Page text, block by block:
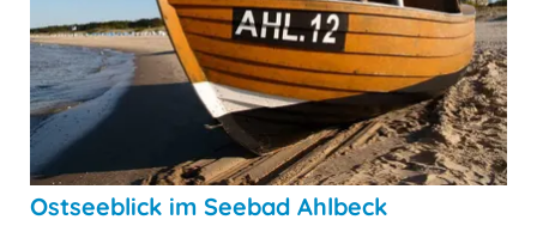
Ostseeblick im Seebad Ahlbeck